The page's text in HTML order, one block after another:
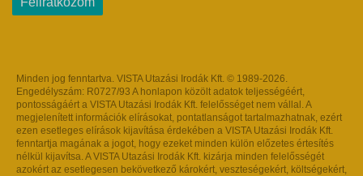
Minden jog fenntartva. VISTA Utazási Irodák Kft. © 1989-2026.
Engedélyszám: R0727/93 A honlapon közölt adatok teljességéért,
pontosságáért a VISTA Utazási Irodák Kft. felelősséget nem vállal. A
megjelenített információk elírásokat, pontatlanságot tartalmazhatnak, ezért
ezen esetleges elírások kijavítása érdekében a VISTA Utazási Irodák Kft.
fenntartja magának a jogot, hogy ezeket minden külön előzetes értesítés
nélkül kijavítsa. A VISTA Utazási Irodák Kft. kizárja minden felelősségét
azokért az esetlegesen bekövetkező károkért, veszteségekért, költségekért,